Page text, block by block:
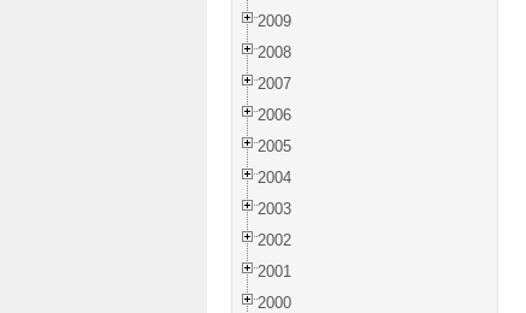
2009
2008
2007
2006
2005
2004
2003
2002
2001
2000